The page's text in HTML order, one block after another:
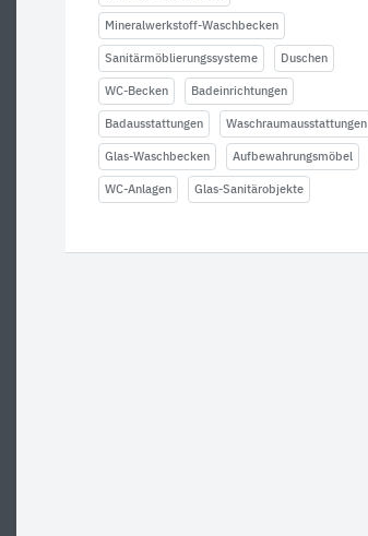
Mineralwerkstoff-Waschbecken
Sanitärmöblierungssysteme Duschen
WC-Becken Badeinrichtungen
Badausstattungen Waschraumausstattungen
Glas-Waschbecken Aufbewahrungsmöbel
WC-Anlagen Glas-Sanitärobjekte